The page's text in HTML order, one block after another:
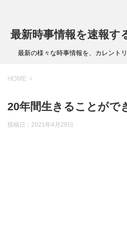
最新時事情報を速報す
最新の様々な時事情報を、カレント
HOME >
20年間生きることがで
投稿日： 2021年4月29日